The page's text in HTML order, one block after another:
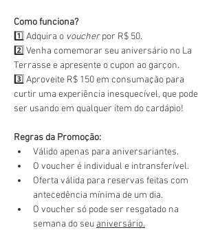
Como funciona?
1️⃣ Adquira o voucher por R$ 50.
2️⃣ Venha comemorar seu aniversário no La
Terrasse e apresente o cupon ao garçon.
3️⃣ Aproveite R$ 150 em consumação para
curtir uma experiência inesquecível, que pode
ser usando em qualquer item do cardápio!
Regras da Promoção:
Válido apenas para aniversariantes.
O voucher é individual e intransferível.
Oferta válida para reservas feitas com
antecedência mínima de um dia.
O voucher só pode ser resgatado na
semana do seu aniversário.